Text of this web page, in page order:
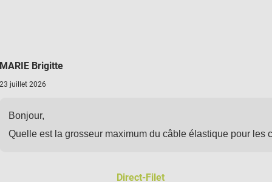
MARIE Brigitte
23 juillet 2026
Bonjour,
Quelle est la grosseur maximum du câble élastique pour les
Direct-Filet